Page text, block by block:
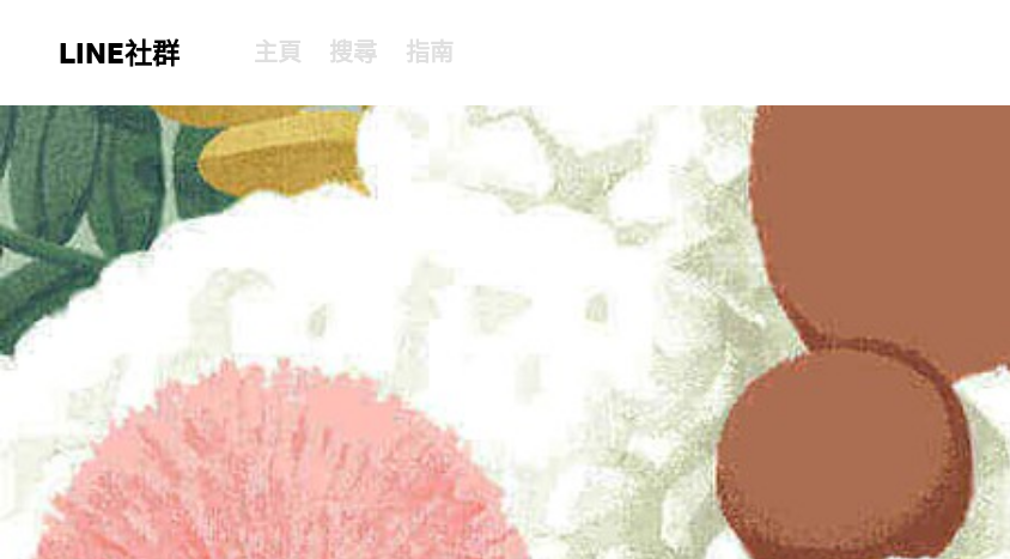
LINE社群 主頁 搜尋 指南